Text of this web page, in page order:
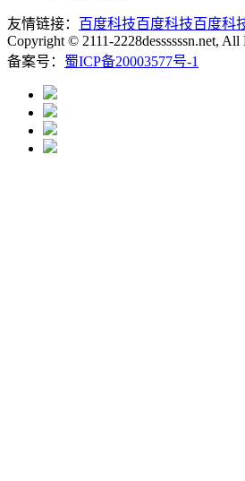
友情链接： 百度科技百度科技百度科
Copyright © 2111-2228dessssssn.net, All
备案号： 蜀ICP备20003577号-1